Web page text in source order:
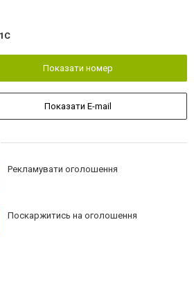
Показати номер
Показати E-mail
Рекламувати оголошення
Поскаржитись на оголошення